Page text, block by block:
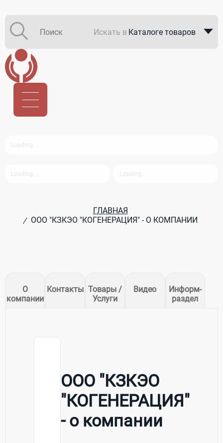
Искать в Каталоге товаров
ГЛАВНАЯ
/ ООО "КЗКЭО "КОГЕНЕРАЦИЯ" - О КОМПАНИИ
О
компании
Контакты Товары /
Услуги
Видео
Информ-
раздел
ООО "КЗКЭО
"КОГЕНЕРАЦИЯ"
- о компании